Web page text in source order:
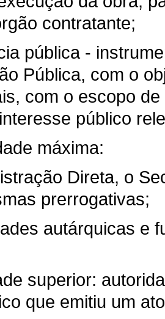
contratante;
pública -
Pública, com o
com o escopo
público
máxima:
Direta, o
prerrogativas;
autárquicas e
superior:
que emitiu um